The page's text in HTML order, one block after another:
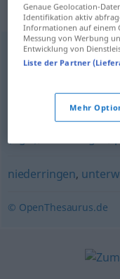
mattsetzen,
niederzwingen,
bezwingen,
niederringen,
© OpenThesaurus.de
Genaue Geolocation-
Identifikation aktiv
Informationen auf einem
Messung von Werbung
Entwicklung von
Liste der Partner
Mehr